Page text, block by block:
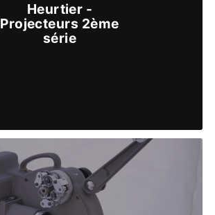
Heurtier -
Projecteurs 2ème
série